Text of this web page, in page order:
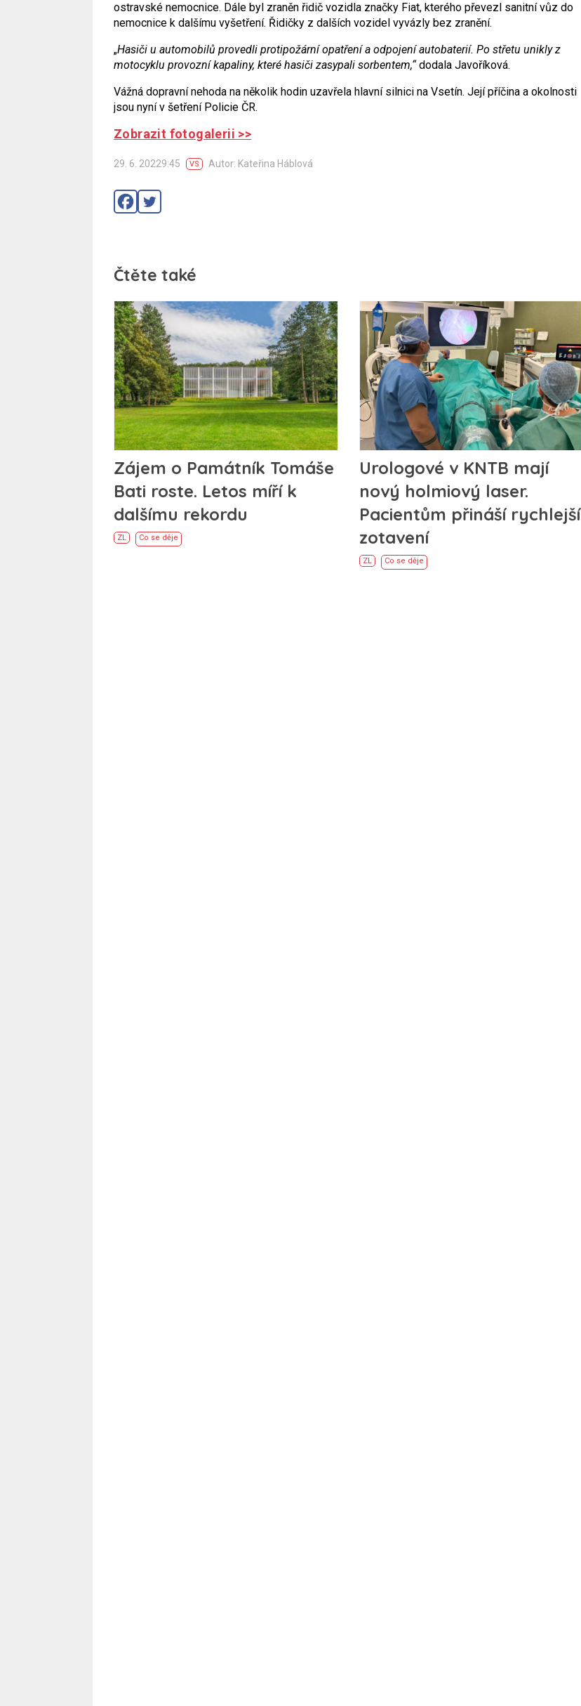
ostravské nemocnice. Dále byl zraněn řidič vozidla značky Fiat, kterého převezl sanitní vůz do
nemocnice k dalšímu vyšetření. Řidičky z dalších vozidel vyvázly bez zranění.
„Hasiči u automobilů provedli protipožární opatření a odpojení autobaterií. Po střetu unikly z
motocyklu provozní kapaliny, které hasiči zasypali sorbentem,“dodala Javoříková.
Vážná dopravní nehoda na několik hodin uzavřela hlavní silnici na Vsetín. Její příčina a okolnosti
jsou nyní v šetření Policie ČR.
Zobrazit fotogalerii >>
29. 6. 20229:45 VS Autor: Kateřina Háblová
Čtěte také
Zájem o Památník Tomáše
Bati roste. Letos míří k
dalšímu rekordu
ZL Co se děje
Urologové v KNTB mají
nový holmiový laser.
Pacientům přináší rychlejší
zotavení
ZL Co se děje